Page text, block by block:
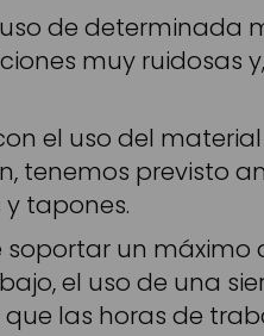
de determinada
muy ruidosas
el uso del
tenemos previsto
y tapones.
un máximo
el uso de una
las horas de